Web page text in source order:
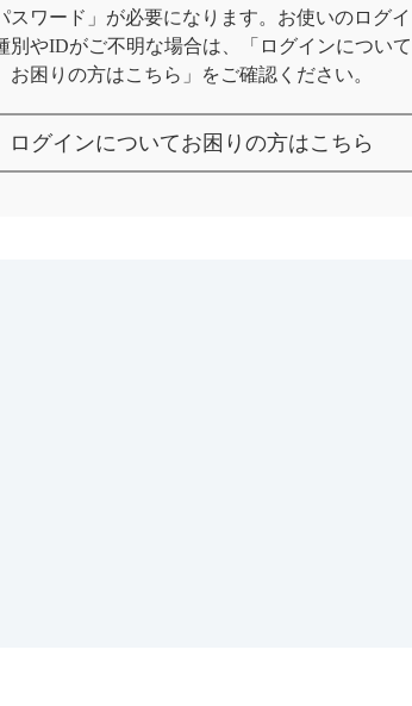
スワード」が必要になります。お使いのログイ
別やIDがご不明な場合は、「ログインについて
お困りの方はこちら」をご確認ください。
ログインについてお困りの方はこちら